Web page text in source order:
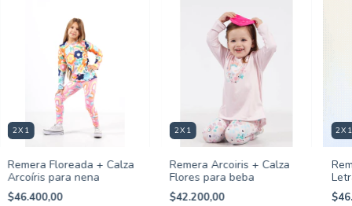
2X1
Remera Floreada + Calza
Arcoíris para nena
$46.400,00
2X1
Remera Arcoiris + Calza
Flores para beba
$42.200,00